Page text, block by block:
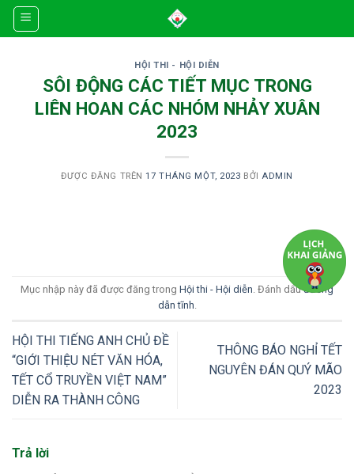
Skip
HỘI THI - HỘI DIỄN
SÔI ĐỘNG CÁC TIẾT MỤC TRONG
LIÊN HOAN CÁC NHÓM NHẢY XUÂN
2023
ĐƯỢC ĐĂNG TRÊN17 THÁNG MỘT, 2023 BỞI ADMIN
Mục nhập này đã được đăng trong Hội thi - Hội diễn . Đánh dấuđường
dẫn tĩnh
HỘI THI TIẾNG ANH CHỦ ĐỀ
“GIỚI THIỆU NÉT VĂN HÓA,
TẾT CỔ TRUYỀN VIỆT NAM”
DIỄN RA THÀNH CÔNG
THÔNG BÁO NGHỈ TẾT
NGUYÊN ĐÁN QUÝ MÃO
2023
Trả lời